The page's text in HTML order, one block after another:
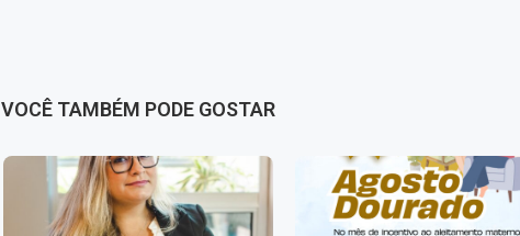
VOCÊ TAMBÉM PODE GOSTAR